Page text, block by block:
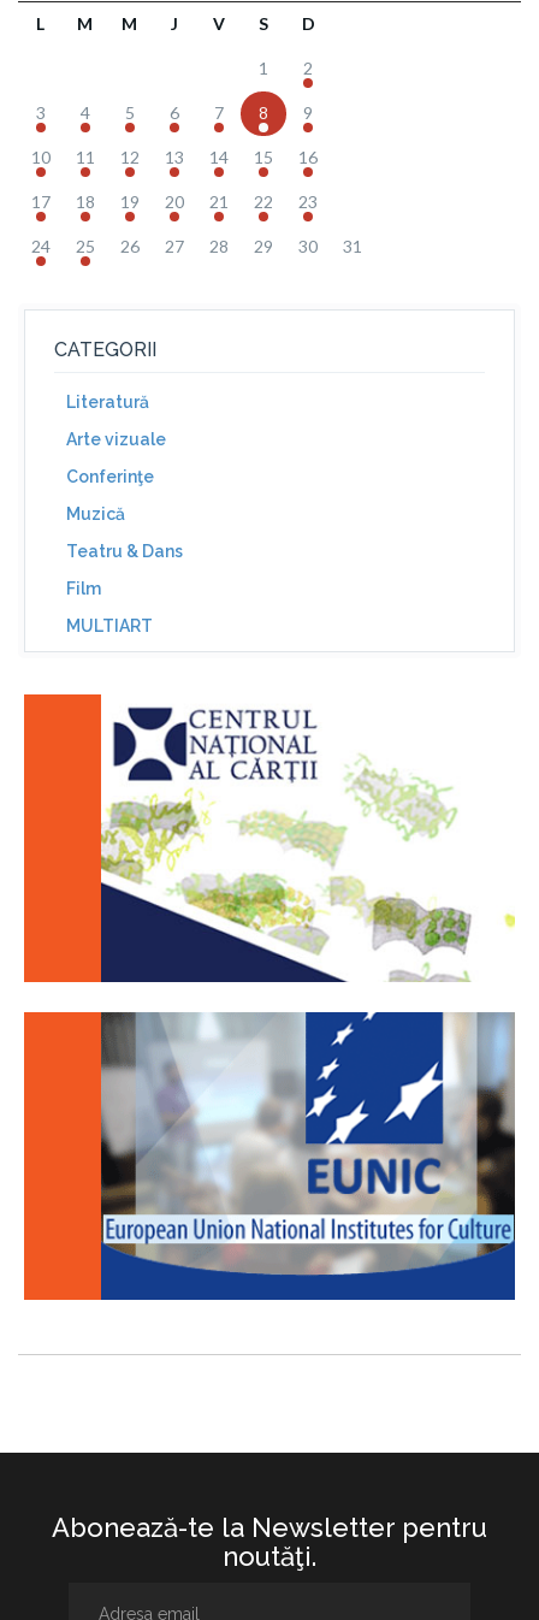
L M M J V S D
1 2
3 4 5 6 7 8 9
10 11 12 13 14 15 16
17 18 19 20 21 22 23
24 25 26 27 28 29 30 31
CATEGORII
Literatură
Arte vizuale
Conferinţe
Muzică
Teatru & Dans
Film
MULTIART
Abonează-te la Newsletter pentru
noutăţi.